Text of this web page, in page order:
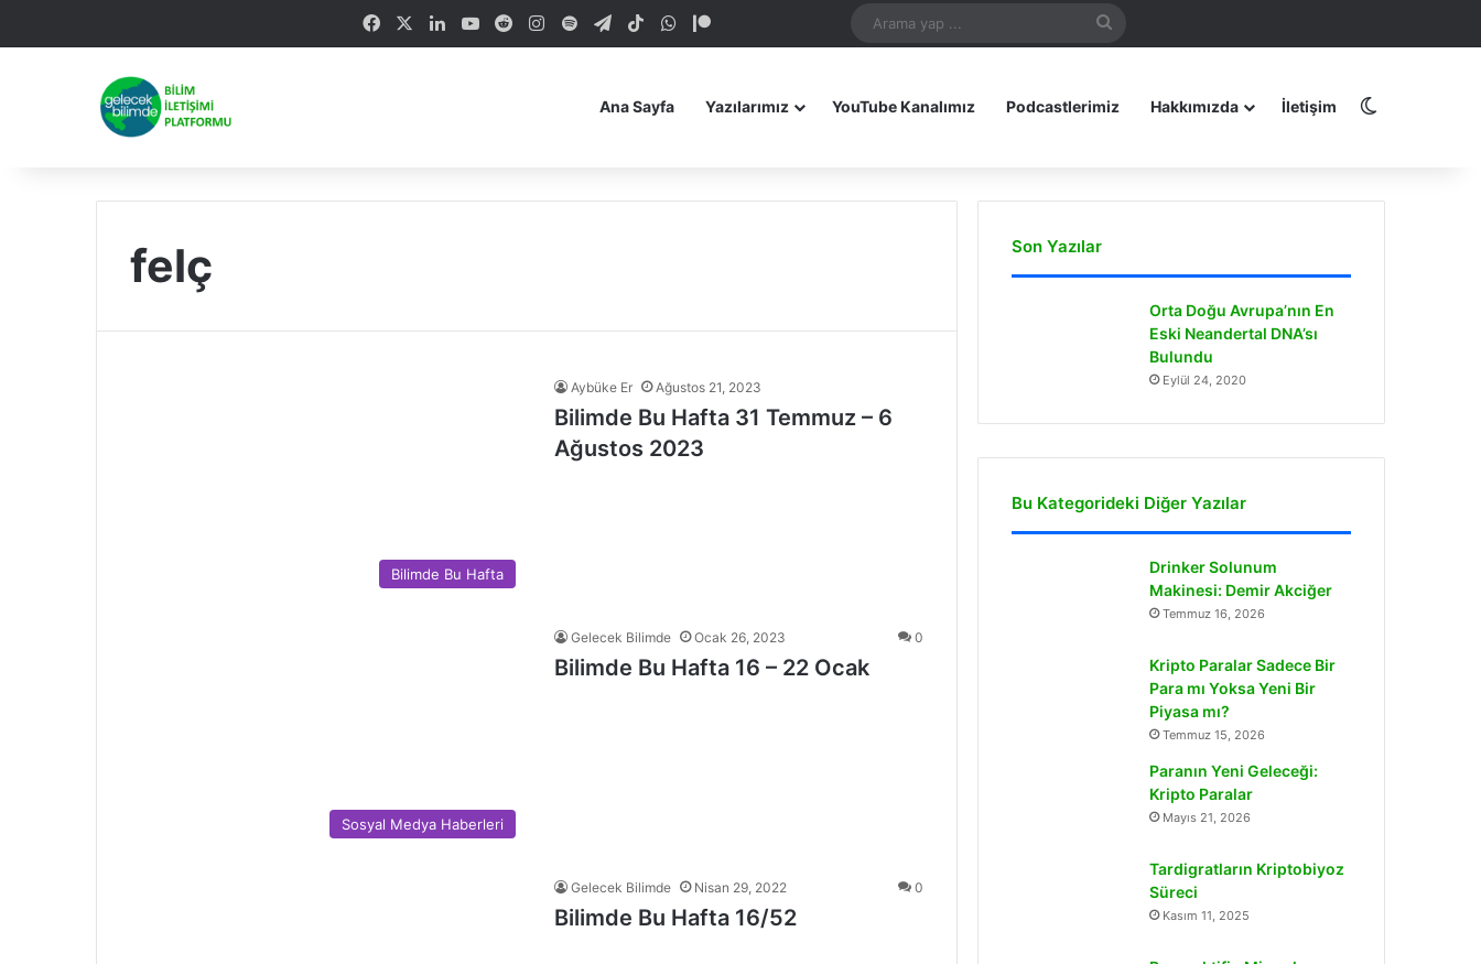
FacebookLinkedInYouTubeRedditInstagram
SpotifyTelegramTikTokWhatsApp
MastodoniOS Uygulamamız
Android Uygulamamız
...
Ana Sayfa Yazılarımız YouTube Kanalımız Podcastlerimiz Hakkımızda İletişim
felç
Bilimde Bu Hafta
Aybüke Er Ağustos 21, 2023
Bilimde Bu Hafta 31 Temmuz – 6
Ağustos 2023
Sosyal Medya Haberleri
Gelecek Bilimde Ocak 26, 2023 0
Bilimde Bu Hafta 16 – 22 Ocak
Gelecek Bilimde Nisan 29, 2022 0
Bilimde Bu Hafta 16/52
Son Yazılar
Orta Doğu Avrupa’nın En
Eski Neandertal DNA’sı
Bulundu
Eylül 24, 2020
Bu Kategorideki Diğer Yazılar
Drinker Solunum
Makinesi: Demir Akciğer
Temmuz 16, 2026
Kripto Paralar Sadece Bir
Para mı Yoksa Yeni Bir
Piyasa mı?
Temmuz 15, 2026
Paranın Yeni Geleceği:
Kripto Paralar
Mayıs 21, 2026
Tardigratların Kriptobiyoz
Süreci
Kasım 11, 2025